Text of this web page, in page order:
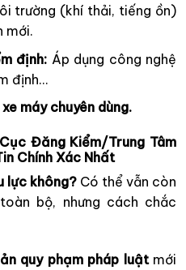
trường (khí thải, tiếng ồn)
mới.
định: Áp dụng công nghệ
định…
máy chuyên dùng.
Đăng Kiểm/Trung Tâm
Chính Xác Nhất
lực không? Có thể vẫn còn
bộ, nhưng cách chắc
quy phạm pháp luậtmới